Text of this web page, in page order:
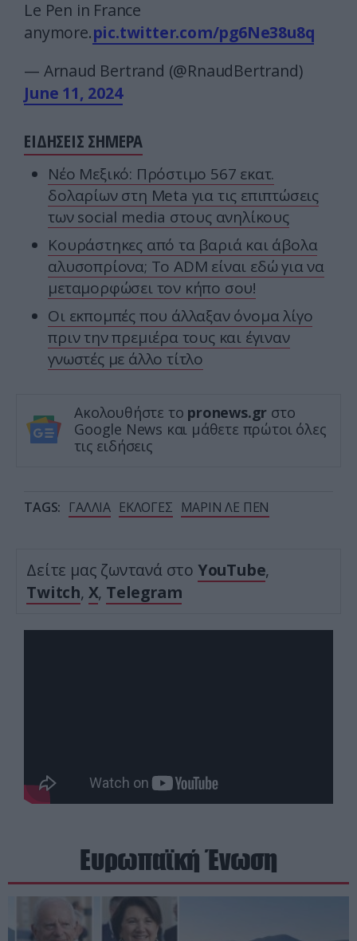
Le Pen in France
anymore.pic.twitter.com/pg6Ne38u8q
— Arnaud Bertrand (@RnaudBertrand)
June 11, 2024
ΕΙΔΗΣΕΙΣ ΣΗΜΕΡΑ
Nέο Μεξικό: Πρόστιμο 567 εκατ.
δολαρίων στη Meta για τις επιπτώσεις
των social media στους ανηλίκους
Κουράστηκες από τα βαριά και άβολα
αλυσοπρίονα; Το ADM είναι εδώ για να
μεταμορφώσει τον κήπο σου!
Οι εκπομπές που άλλαξαν όνομα λίγο
πριν την πρεμιέρα τους και έγιναν
γνωστές με άλλο τίτλο
Ακολουθήστε το pronews.gr στο
Google News και μάθετε πρώτοι όλες
τις ειδήσεις
TAGS: ΓΑΛΛΙΑ ΕΚΛΟΓΕΣ ΜΑΡΙΝ ΛΕ ΠΕΝ
Δείτε μας ζωντανά στο YouTube,
Twitch, X, Telegram
Ευρωπαϊκή Ένωση